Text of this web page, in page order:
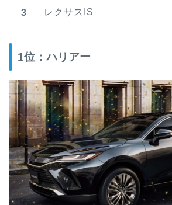
3 レクサスIS
1位：ハリアー